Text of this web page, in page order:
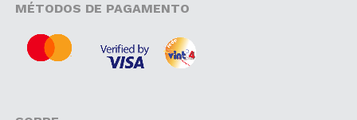
MÉTODOS DE PAGAMENTO